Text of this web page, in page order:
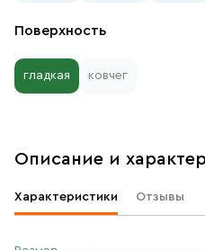
Поверхность
гладкая ковчег
Описание и
Характеристики Отзывы